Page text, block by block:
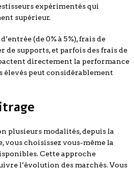
expérimentés qui
supérieur.
(de 0% à 5%), frais de
de supports, et parfois des frais de
directement la performance
élevés peut considérablement
plusieurs modalités, depuis la
vous choisissez vous-même la
Cette approche
l’évolution des marchés. Vous